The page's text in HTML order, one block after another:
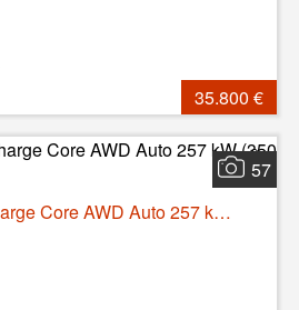
35.800 €
57
Volvo XC60 T6 Recharge Core AWD Auto 257 kW (350 CV)